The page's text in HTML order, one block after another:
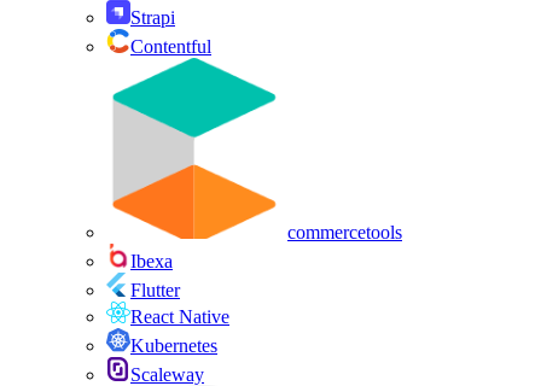
Strapi
Contentful
commercetools
Ibexa
Flutter
React Native
Kubernetes
Scaleway